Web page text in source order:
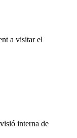
a visitar el
interna de